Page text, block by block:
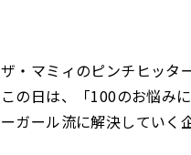
ザ・マミィのピンチヒッタ
この日は、「100のお悩み
ーガール流に解決していく